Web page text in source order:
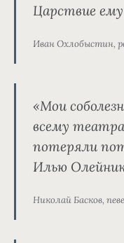
Царствие ему
Иван Охлобыстин,
«Мои
всему
потеряли
Илью
Николай Басков,